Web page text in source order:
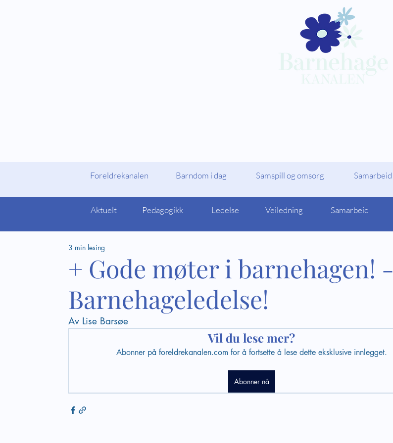
Foreldrekanalen Barndom i dag Samspill og omsorg Samarbeid
Aktuelt Pedagogikk Ledelse Veiledning Samarbeid
+ Gode møter i barnehagen! -
Barnehageledelse!
3 min lesing
Av Lise Barsøe
Vil du lese mer?
Abonner på foreldrekanalen.com for å fortsette å lese dette eksklusive innlegget.
Abonner nå